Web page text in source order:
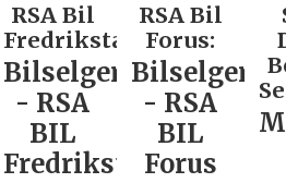
RSA Bil
Fredrikstad:
Bilselger
- RSA
BIL
Fredrikstad
RSA Bil
Forus:
Bilselger
- RSA
BIL
Forus